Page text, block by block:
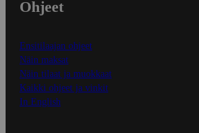
Ohjeet
Ensitilaajan ohjeet
Näin maksat
Näin tilaat ja muokkaat
Kaikki ohjeet ja vinkit
In English